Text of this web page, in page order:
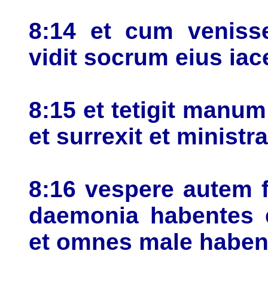
8:14 et cum
vidit socrum eius
8:15 et tetigit
et surrexit et
8:16 vespere
daemonia
et omnes male